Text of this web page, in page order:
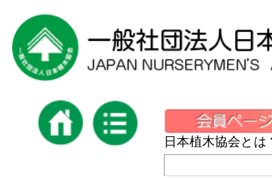
日本植木協会とは